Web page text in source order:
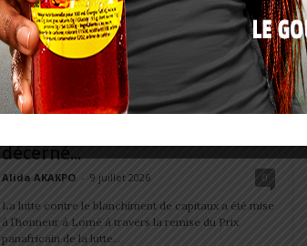
SOCIÉTÉ
Lutte contre le blanchiment de
décerné...
Alida AKAKPO - 9 juillet 2026 0
La lutte contre le blanchiment de capitaux a été mise
à l’honneur à Lomé à travers la remise du Prix
panafricain de la lutte...